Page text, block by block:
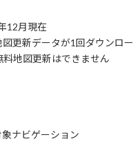
12月現在
更新データが1回ダウンロ
地図更新はできません
ナビゲーション